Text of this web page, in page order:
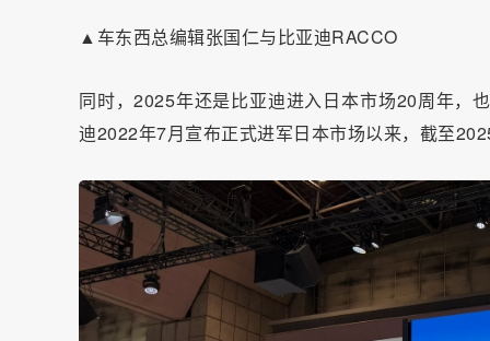
▲车东西总编辑张国仁与比亚迪RACCO
同时，2025年还是比亚迪进入日本市场20周年，
迪2022年7月宣布正式进军日本市场以来，截至